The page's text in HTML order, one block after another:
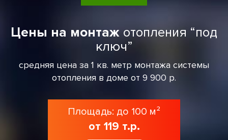
Цены на монтаж отопления “под
ключ”
средняя цена за 1 кв. метр монтажа системы
отопления в доме от 9 900 р.
Площадь: до 100 м²
от 119 т.р.